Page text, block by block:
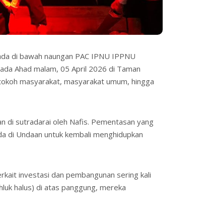
di bawah naungan PAC IPNU IPPNU
Ahad malam, 05 April 2026 di Taman
masyarakat, masyarakat umum, hingga
di sutradarai oleh Nafis. Pementasan yang
di Undaan untuk kembali menghidupkan
investasi dan pembangunan sering kali
halus) di atas panggung, mereka